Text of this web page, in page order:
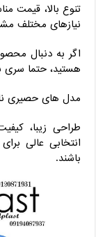
تنوع بالا، قیمت
نیازهای مختلف
اگر به دنبال
هستید، حتما سری
مدل های حصیری
طراحی زیبا،
انتخابی عالی
باشند.